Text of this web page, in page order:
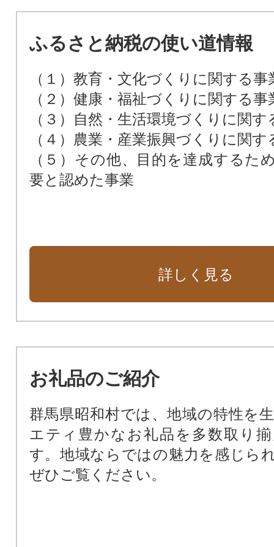
ふるさと納税の使い道情報
（１）教育・文化づくりに関する事
（２）健康・福祉づくりに関する事
（３）自然・生活環境づくりに関す
（４）農業・産業振興づくりに関す
（５）その他、目的を達成するた
要と認めた事業
詳しく見る
お礼品のご紹介
群馬県昭和村では、地域の特性を
エティ豊かなお礼品を多数取り
す。地域ならではの魅力を感じら
ぜひご覧ください。